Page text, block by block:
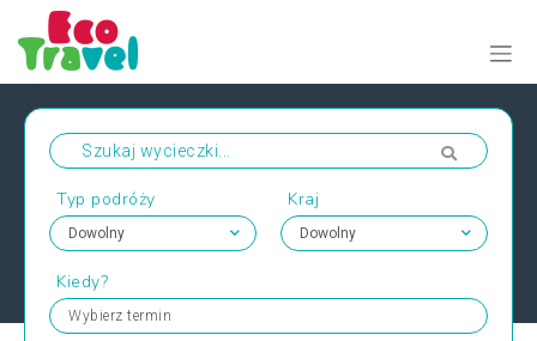
Typ podróży Kraj
Kiedy?
Wybierz termin